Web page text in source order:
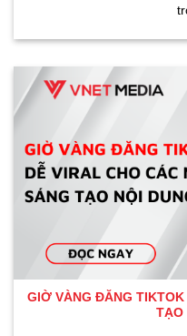
GIỜ VÀNG ĐĂNG TIKTOK
TẠO